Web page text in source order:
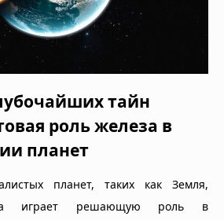
тайн
роль железа в
планет
планет, таких как Земля,
играет решающую роль в